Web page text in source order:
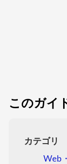
このガイ
カテゴリ
Web